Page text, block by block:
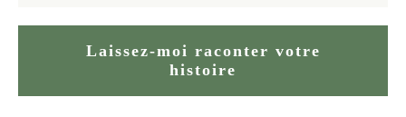
Laissez-moi raconter votre
histoire